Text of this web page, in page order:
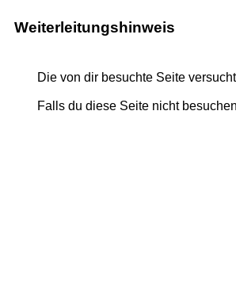
Weiterleitungshinweis
Die von dir besuchte Seite
Falls du diese Seite nicht